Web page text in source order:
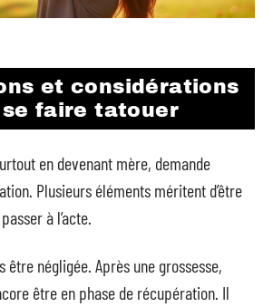
et considérations
faire tatouer
en devenant mère, demande
Plusieurs éléments méritent d’être
à l’acte.
être négligée. Après une grossesse,
être en phase de récupération. Il